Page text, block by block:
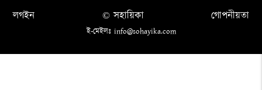
লগইন গোপনীয়তা
© সহায়িকা
ই-মেইলঃ info@sohayika.com